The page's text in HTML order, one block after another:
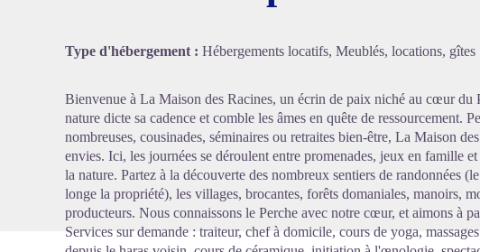
Type d'hébergement : Hébergements locatifs, Meublés, locations, gîtes
Bienvenue à La Maison des Racines, un écrin de paix niché au cœur du
nature dicte sa cadence et comble les âmes en quête de ressourcement.
nombreuses, cousinades, séminaires ou retraites bien-être, La Maison
envies. Ici, les journées se déroulent entre promenades, jeux en famille
la nature. Partez à la découverte des nombreux sentiers de randonnées
longe la propriété), les villages, brocantes, forêts domaniales, manoirs,
producteurs. Nous connaissons le Perche avec notre cœur, et aimons à
Services sur demande : traiteur, chef à domicile, cours de yoga,